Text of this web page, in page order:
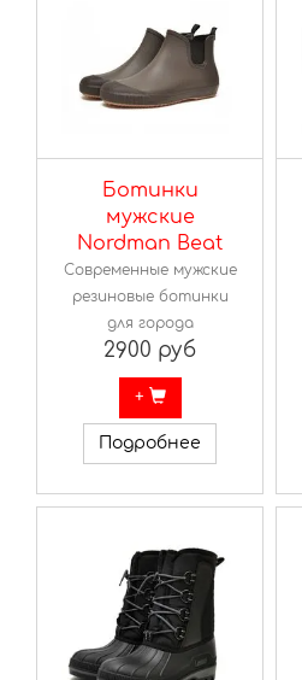
Ботинки
мужские
Nordman Beat
Современные мужские
резиновые ботинки
для города
2900 руб
+
Подробнее